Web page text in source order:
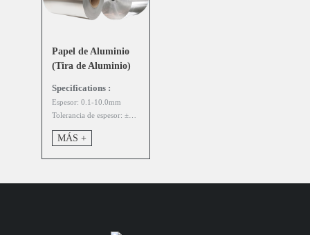
Papel de Aluminio
(Tira de Aluminio)
Specifications :
Espesor: 0.1-10.0mm
Tolerancia de espesor: ±0.01mm
MÁS +